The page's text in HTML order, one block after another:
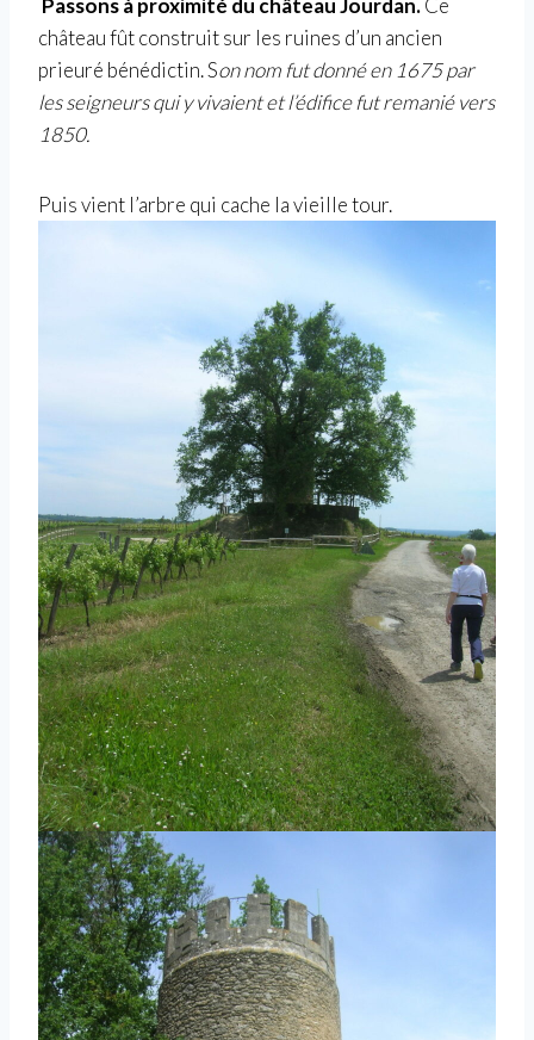
Passons à proximité du château Jourdan.Ce
château fût construit sur les ruines d’un ancien
prieuré bénédictin. Son nom fut donné en 1675 par
les seigneurs qui y vivaient et l’édifice fut remanié vers
1850.
Puis vient l’arbre qui cache la vieille tour.